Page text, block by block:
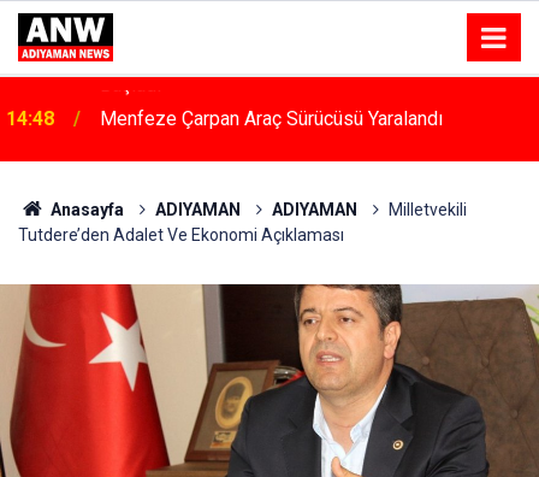
14:48 Menfeze Çarpan Araç Sürücüsü Yaralandı
Anasayfa ADIYAMAN ADIYAMAN
Milletvekili
Tutdere’den Adalet Ve Ekonomi Açıklaması